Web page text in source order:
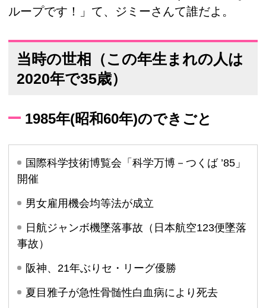
ループです！」て、ジミーさんて誰だよ。
当時の世相（この年生まれの人は
2020年で35歳）
1985年(昭和60年)のできごと
国際科学技術博覧会「科学万博－つくば ’85」
開催
男女雇用機会均等法が成立
日航ジャンボ機墜落事故（日本航空123便墜落
事故）
阪神、21年ぶりセ・リーグ優勝
夏目雅子が急性骨髄性白血病により死去